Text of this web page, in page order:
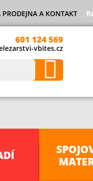
A KONTAKT
601 124 569
vbites.cz